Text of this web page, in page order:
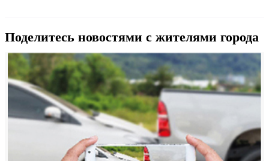
Поделитесь новостями с жителями города